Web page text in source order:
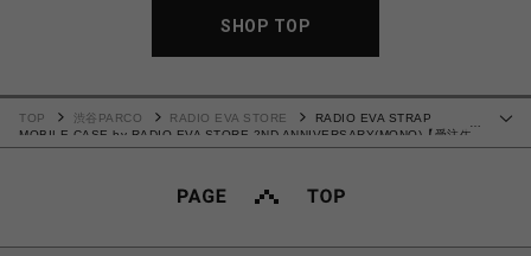
SHOP TOP
TOP 渋谷PARCO RADIO EVA STORE
RADIO EVA STRAP
MOBILE CASE by RADIO EVA STORE 2ND ANNIVERSARY(MONO)【受注生
産商品（ご注文から40～60日でお届け予定）】